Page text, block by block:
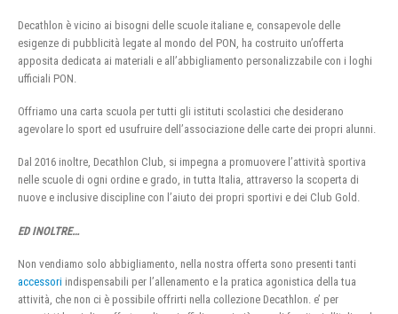
Decathlon è vicino ai bisogni delle scuole italiane e, consapevole delle
esigenze di pubblicità legate al mondo del PON, ha costruito un’offerta
apposita dedicata ai materiali e all’abbigliamento personalizzabile con i loghi
ufficiali PON.
Offriamo una carta scuola per tutti gli istituti scolastici che desiderano
agevolare lo sport ed usufruire dell’associazione delle carte dei propri alunni.
Dal 2016 inoltre, Decathlon Club, si impegna a promuovere l’attività sportiva
nelle scuole di ogni ordine e grado, in tutta Italia, attraverso la scoperta di
nuove e inclusive discipline con l’aiuto dei propri sportivi e dei Club Gold.
ED INOLTRE…
Non vendiamo solo abbigliamento, nella nostra offerta sono presenti tanti
accessori indispensabili per l’allenamento e la pratica agonistica della tua
attività, che non ci è possibile offrirti nella collezione Decathlon. e’ per